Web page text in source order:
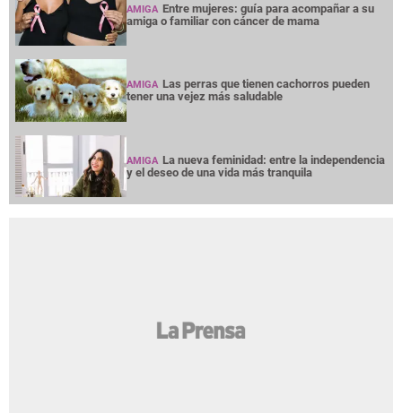
AMIGA Entre mujeres: guía para acompañar a su
amiga o familiar con cáncer de mama
AMIGA Las perras que tienen cachorros pueden
tener una vejez más saludable
AMIGA La nueva feminidad: entre la independencia
y el deseo de una vida más tranquila